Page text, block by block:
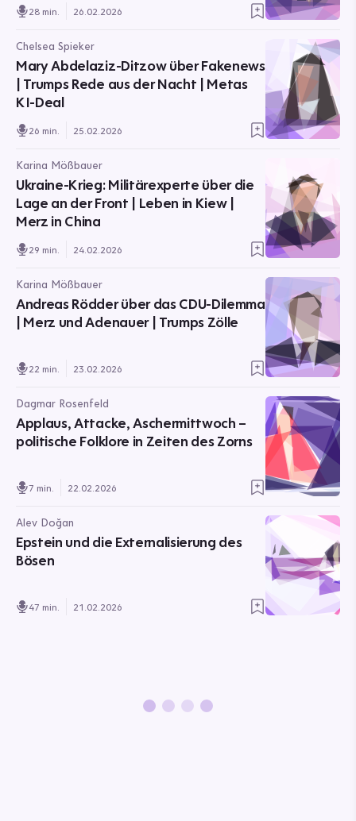
28 min. 26.02.2026
Chelsea Spieker
Mary Abdelaziz-Ditzow über Fakenews
| Trumps Rede aus der Nacht | Metas
KI-Deal
26 min. 25.02.2026
Karina Mößbauer
Ukraine-Krieg: Militärexperte über die
Lage an der Front | Leben in Kiew |
Merz in China
29 min. 24.02.2026
Karina Mößbauer
Andreas Rödder über das CDU-Dilemma
| Merz und Adenauer | Trumps Zölle
22 min. 23.02.2026
Dagmar Rosenfeld
Applaus, Attacke, Aschermittwoch –
politische Folklore in Zeiten des Zorns
7 min. 22.02.2026
Alev Doğan
Epstein und die Externalisierung des
Bösen
47 min. 21.02.2026